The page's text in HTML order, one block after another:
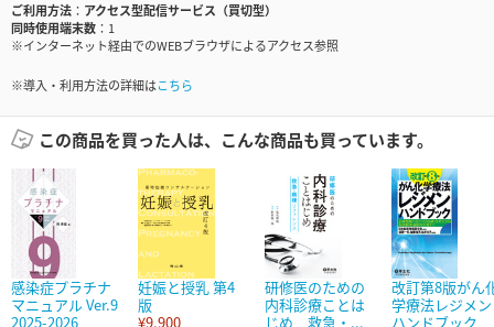
ご利用方法
アクセス型配信サービス（買切型）
同時使用端末数
1
※インターネット経由でのWEBブラウザによるアクセス参照
※導入・利用方法の詳細はこちら
この商品を買った人は、こんな商品も買っています。
感染症プラチナ
マニュアル Ver.9
2025-2026
妊娠と授乳 第4
版
¥9,900
研修医のための
内科診療ことは
じめ 救急・...
改訂第8版がん
学療法レジメン
ハンドブック